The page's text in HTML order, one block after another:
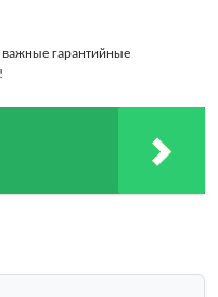
важные гарантийные